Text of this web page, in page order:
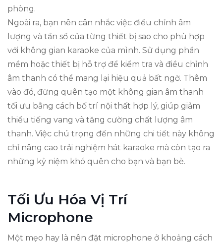
phòng.
Ngoài ra, bạn nên cân nhắc việc điều chỉnh âm
lượng và tần số của từng thiết bị sao cho phù hợp
với không gian karaoke của mình. Sử dụng phần
mềm hoặc thiết bị hỗ trợ để kiểm tra và điều chỉnh
âm thanh có thể mang lại hiệu quả bất ngờ. Thêm
vào đó, đừng quên tạo một không gian âm thanh
tối ưu bằng cách bố trí nội thất hợp lý, giúp giảm
thiểu tiếng vang và tăng cường chất lượng âm
thanh. Việc chú trọng đến những chi tiết này không
chỉ nâng cao trải nghiệm hát karaoke mà còn tạo ra
những kỷ niệm khó quên cho bạn và bạn bè.
Tối Ưu Hóa Vị Trí
Microphone
Một mẹo hay là nên đặt microphone ở khoảng cách